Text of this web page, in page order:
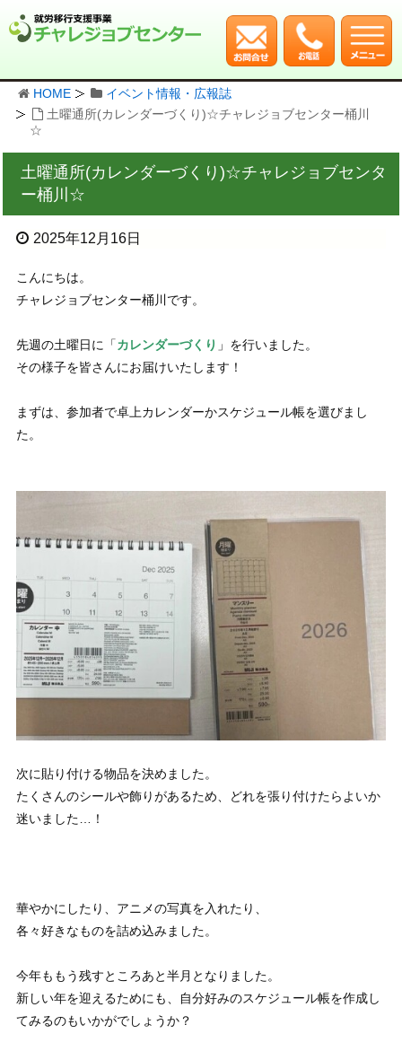
HOME
イベント情報・広報誌
土曜通所(カレンダーづくり)☆チャレジョブセンター桶川
☆
土曜通所(カレンダーづくり)☆チャレジョブセンタ
ー桶川☆
2025年12月16日
こんにちは。
チャレジョブセンター桶川です。
先週の土曜日に「カレンダーづくり 」を行いました。
その様子を皆さんにお届けいたします！
まずは、参加者で卓上カレンダーかスケジュール帳を選びまし
た。
次に貼り付ける物品を決めました。
たくさんのシールや飾りがあるため、どれを張り付けたらよいか
迷いました…！
華やかにしたり、アニメの写真を入れたり、
各々好きなものを詰め込みました。
今年ももう残すところあと半月となりました。
新しい年を迎えるためにも、自分好みのスケジュール帳を作成し
てみるのもいかがでしょうか？